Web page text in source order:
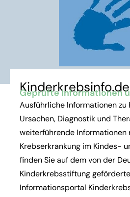
Kinderkrebsinfo.de
Geprüfte Informationen
Ausführliche Informationen zu
Ursachen, Diagnostik und
weiterführende Informationen
Krebserkrankung im Kindes-
finden Sie auf dem von der
Kinderkrebsstiftung
Informationsportal